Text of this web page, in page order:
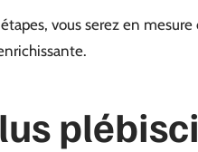
vous serez en